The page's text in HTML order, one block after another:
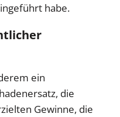
habe.
ein
die
Gewinne, die